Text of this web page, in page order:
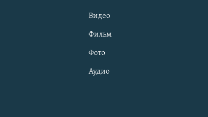
Видео
Фильм
Фото
Аудио